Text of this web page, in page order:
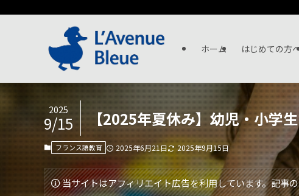
ホーム はじめての方
【2025年夏休み】幼児・小学
2025
9/15
フランス語教育 2025年6月21日 2025年9月15日
当サイトはアフィリエイト広告を利用しています。記事